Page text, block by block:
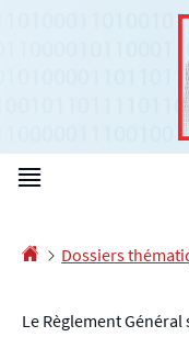
Accueil
Dossiers
Le Règlement